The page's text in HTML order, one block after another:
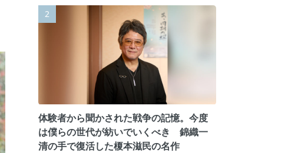
体験者から聞かされた戦争の記憶。今度
は僕らの世代が紡いでいくべき 錦織一
清の手で復活した榎本滋民の名作